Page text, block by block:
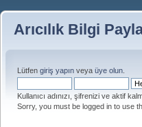
Arıcılık Bilgi
Lütfen giriş yapın veya üye olun
Kullanıcı adınızı, şifrenizi ve aktif
Sorry, you must be logged in to use